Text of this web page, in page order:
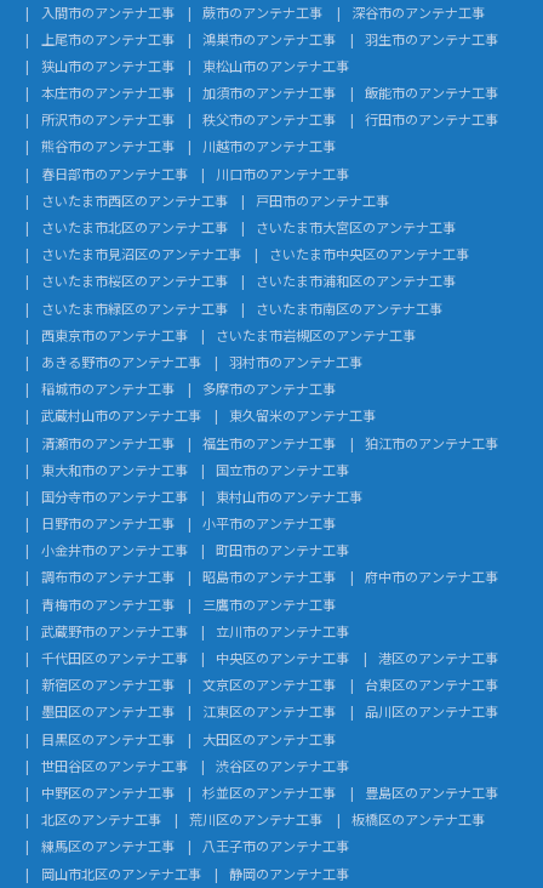
入間市のアンテナ工事
蕨市のアンテナ工事
深谷市のアンテナ工事
上尾市のアンテナ工事
鴻巣市のアンテナ工事
羽生市のアンテナ工事
狭山市のアンテナ工事
東松山市のアンテナ工事
本庄市のアンテナ工事
加須市のアンテナ工事
飯能市のアンテナ工事
所沢市のアンテナ工事
秩父市のアンテナ工事
行田市のアンテナ工事
熊谷市のアンテナ工事
川越市のアンテナ工事
春日部市のアンテナ工事
川口市のアンテナ工事
さいたま市西区のアンテナ工事
戸田市のアンテナ工事
さいたま市北区のアンテナ工事
さいたま市大宮区のアンテナ工事
さいたま市見沼区のアンテナ工事
さいたま市中央区のアンテナ工事
さいたま市桜区のアンテナ工事
さいたま市浦和区のアンテナ工事
さいたま市緑区のアンテナ工事
さいたま市南区のアンテナ工事
西東京市のアンテナ工事
さいたま市岩槻区のアンテナ工事
あきる野市のアンテナ工事
羽村市のアンテナ工事
稲城市のアンテナ工事
多摩市のアンテナ工事
武蔵村山市のアンテナ工事
東久留米のアンテナ工事
清瀬市のアンテナ工事
福生市のアンテナ工事
狛江市のアンテナ工事
東大和市のアンテナ工事
国立市のアンテナ工事
国分寺市のアンテナ工事
東村山市のアンテナ工事
日野市のアンテナ工事
小平市のアンテナ工事
小金井市のアンテナ工事
町田市のアンテナ工事
調布市のアンテナ工事
昭島市のアンテナ工事
府中市のアンテナ工事
青梅市のアンテナ工事
三鷹市のアンテナ工事
武蔵野市のアンテナ工事
立川市のアンテナ工事
千代田区のアンテナ工事
中央区のアンテナ工事
港区のアンテナ工事
新宿区のアンテナ工事
文京区のアンテナ工事
台東区のアンテナ工事
墨田区のアンテナ工事
江東区のアンテナ工事
品川区のアンテナ工事
目黒区のアンテナ工事
大田区のアンテナ工事
世田谷区のアンテナ工事
渋谷区のアンテナ工事
中野区のアンテナ工事
杉並区のアンテナ工事
豊島区のアンテナ工事
北区のアンテナ工事
荒川区のアンテナ工事
板橋区のアンテナ工事
練馬区のアンテナ工事
八王子市のアンテナ工事
岡山市北区のアンテナ工事
静岡のアンテナ工事